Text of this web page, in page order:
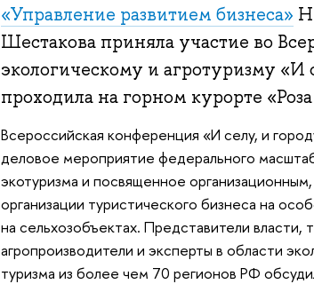
«Управление развитием бизнеса»
Шестакова приняла участие во
экологическому и агротуризму «И
проходила на горном курорте
Всероссийская конференция «И селу, и
деловое мероприятие федерального
экотуризма и посвященное
организации туристического бизнеса на
на сельхозобъектах. Представители власти,
агропроизводители и эксперты в области
туризма из более чем 70 регионов РФ